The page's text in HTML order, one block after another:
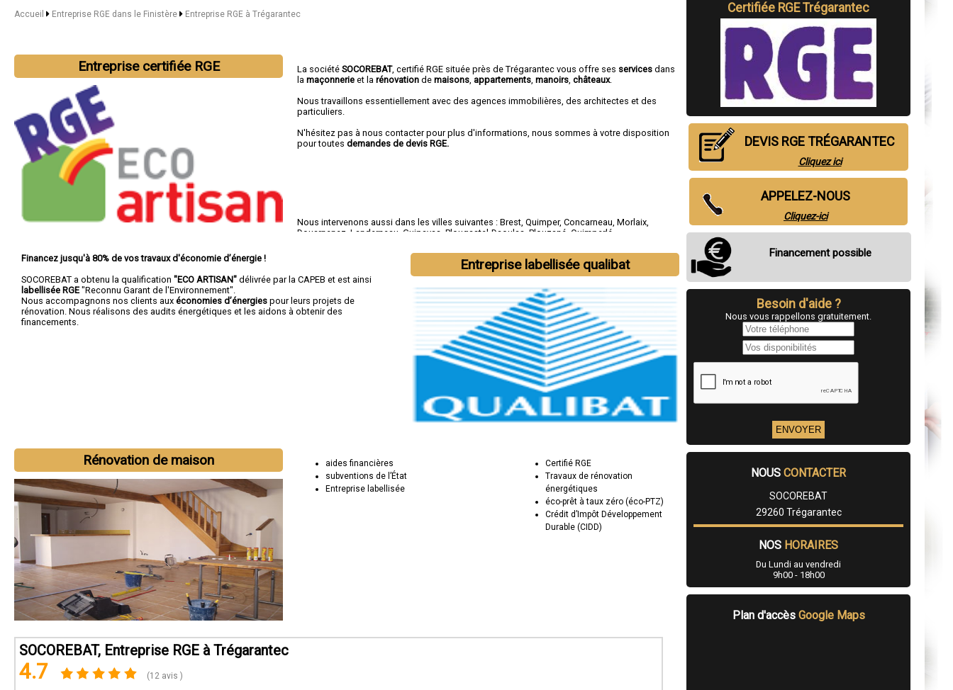
Accueil Entreprise RGE dans le Finistère Entreprise RGE à Trégarantec
Entreprise certifiée RGE La sociétéSOCOREBAT, certifié RGE située près de Trégarantec vous offre ses services dans
lamaçonnerie et larénovation demaisons appartements ,manoirs ,châteaux.
Nous travaillons essentiellement avec des agences immobilières, des architectes et des
particuliers.
N'hésitez pas à nous contacter pour plus d'informations, nous sommes à votre disposition
pour toutesdemandes de devis RGE.
Nous intervenons aussi dans les villes suivantes :Brest ,Quimper,Concarneau ,Morlaix
Douarnenez ,Landerneau Guipavas ,Plougastel-Daoulas ,Plouzané Quimperlé
Entreprise labellisée qualibat
Financez jusqu'à 80% de vos travaux d'économie d’énergie !
SOCOREBAT a obtenu la qualification "ECO ARTISAN" délivrée par la CAPEB et est ainsi
labellisée RGE "Reconnu Garant de l'Environnement".
Nous accompagnons nos clients aux économies d’énergies pour leurs projets de
rénovation. Nous réalisons des audits énergétiques et les aidons à obtenir des
financements.
Rénovation de maison
Certifié RGE
Travaux de rénovation
énergétiques
éco-prêt à taux zéro (éco-PTZ)
Crédit d’Impôt Développement
Durable (CIDD)
aides financières
subventions de l’État
Entreprise labellisée
SOCOREBAT, Entreprise RGE à Trégarantec
4.7 (12 avis )
Certifiée RGE Trégarantec
DEVIS RGE TRÉGARANTEC
Cliquez ici
APPELEZ-NOUS
Cliquez-ici
Financement possible
Besoin d'aide ?
Nous vous rappellons gratuitement.
NOUS CONTACTER
SOCOREBAT
29260 Trégarantec
NOS HORAIRES
Du Lundi au vendredi
9h00 - 18h00
Plan d'accès Google Maps